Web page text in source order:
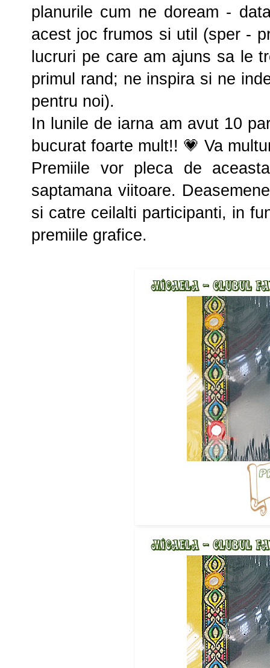
planurile cum ne doream -
acest joc frumos si util (sper -
lucruri pe care am ajuns sa le
primul rand; ne inspira si ne
pentru noi).
In lunile de iarna am avut 10
bucurat foarte mult!! 💗 Va
Premiile vor pleca de
saptamana viitoare.
si catre ceilalti participanti, in
premiile grafice.